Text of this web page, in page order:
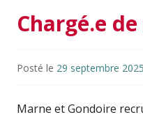
Chargé.e
Posté le 29 septembre 2025
Marne et Gondoire